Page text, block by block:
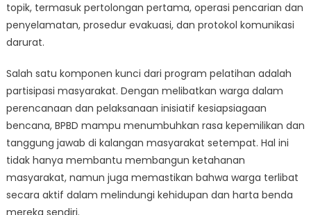
topik, termasuk pertolongan pertama, operasi pencarian dan
penyelamatan, prosedur evakuasi, dan protokol komunikasi
darurat.
Salah satu komponen kunci dari program pelatihan adalah
partisipasi masyarakat. Dengan melibatkan warga dalam
perencanaan dan pelaksanaan inisiatif kesiapsiagaan
bencana, BPBD mampu menumbuhkan rasa kepemilikan dan
tanggung jawab di kalangan masyarakat setempat. Hal ini
tidak hanya membantu membangun ketahanan
masyarakat, namun juga memastikan bahwa warga terlibat
secara aktif dalam melindungi kehidupan dan harta benda
mereka sendiri.